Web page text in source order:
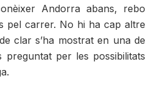
Andorra abans, rebo
pel carrer. No hi ha cap altre
clar s’ha mostrat en una de
preguntat per les possibilitats